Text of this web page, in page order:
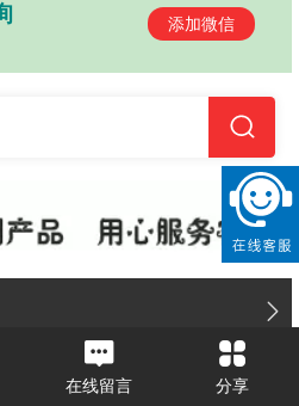
添加微信
在线留言 分享